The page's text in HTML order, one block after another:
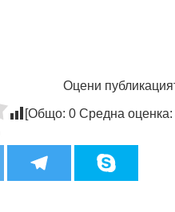
Оцени
[Общо: 0 Средна оценка: